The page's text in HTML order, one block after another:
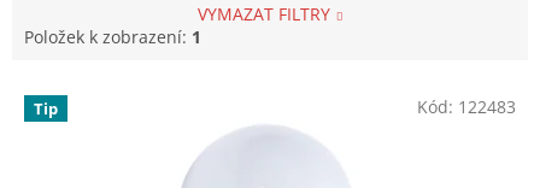
VYMAZAT FILTRY
Položek k zobrazení: 1
V Tip Kód: 122483